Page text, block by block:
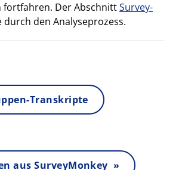
fortfahren. Der AbschnittSurvey-
durch den Analyseprozess.
Transkripte
aus SurveyMonkey »